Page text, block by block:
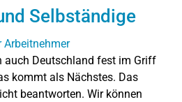
Selbständige
auch Deutschland fest im Griff
kommt als Nächstes. Das
beantworten. Wir können